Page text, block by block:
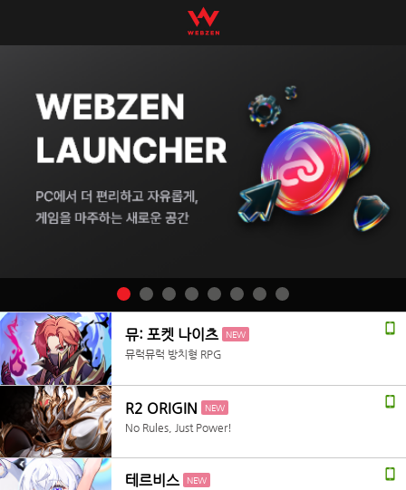
뮤: 포켓 나이츠 NEW
뮤럭뮤럭 방치형 RPG
R2 ORIGIN NEW
No Rules, Just Power!
테르비스 NEW